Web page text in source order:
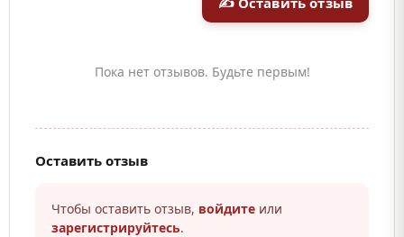
Пока нет отзывов. Будьте первым!
Оставить отзыв
Чтобы оставить отзыв, войдите или
зарегистрируйтесь.